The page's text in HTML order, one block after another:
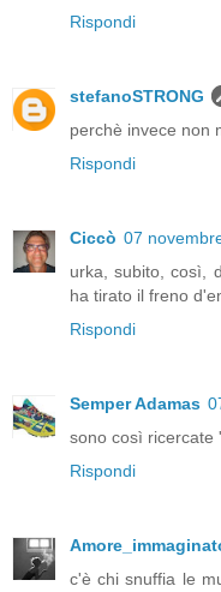
Rispondi
stefanoSTRONG
perchè invece non
Rispondi
Ciccò 07
urka, subito, così,
ha tirato il freno
Rispondi
Semper Adamas
sono così ricercate
Rispondi
c'è chi snuffia le